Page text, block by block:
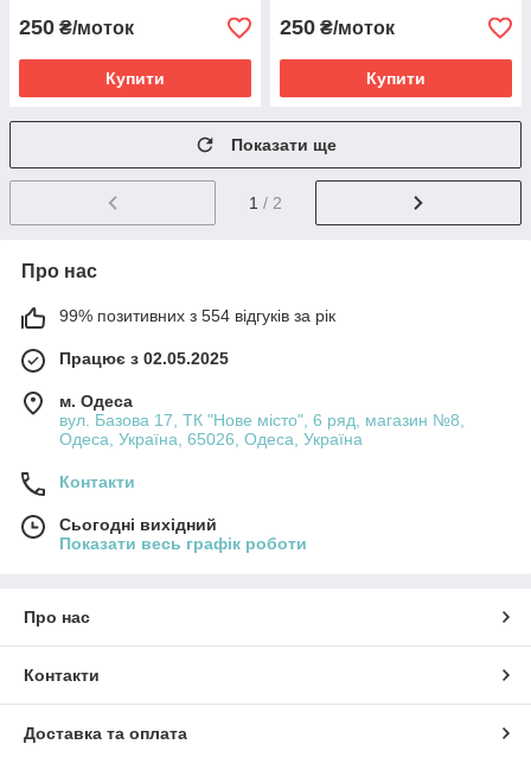
250 ₴/моток
Купити
250 ₴/моток
Купити
Показати ще
1 / 2
Про нас
99% позитивних з 554 відгуків за рік
Працює з 02.05.2025
м. Одеса
вул. Базова 17, ТК "Нове місто", 6 ряд, магазин №8,
Одеса, Україна, 65026, Одеса, Україна
Контакти
Сьогодні вихідний
Показати весь графік роботи
Про нас
Контакти
Доставка та оплата